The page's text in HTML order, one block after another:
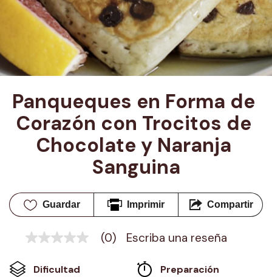
Panqueques en Forma de
Corazón con Trocitos de
Chocolate y Naranja
Sanguina
Guardar Imprimir Compartir
Sin
en
(0) Escriba una reseña
Dificultad
Preparación